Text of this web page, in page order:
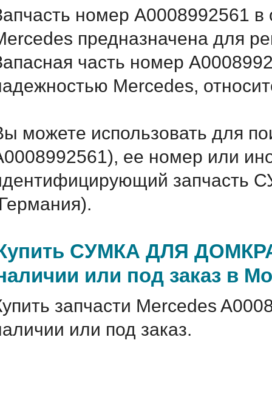
номер A0008992561 в
предназначена для
часть номер
Mercedes,
можете использовать для
ее номер или
СУМКА ДЛЯ
или под заказ в
запчасти Mercedes
или под заказ.